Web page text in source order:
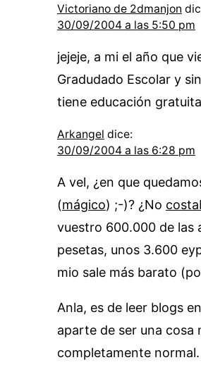
Victoriano de 2dmanjon
30/09/2004 a las 5:50 pm
jejeje, a mi el año que
Gradudado Escolar y
tiene educación
Arkangel dice:
30/09/2004 a las 6:28 pm
A vel, ¿en que
(mágico) ;-)? ¿No
vuestro 600.000 de las
pesetas, unos 3.600
mio sale más barato
Anla, es de leer blogs
aparte de ser una cosa
completamente